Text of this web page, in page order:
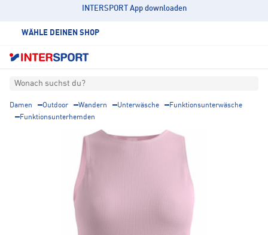
INTERSPORT App downloaden
WÄHLE DEINEN SHOP
Wonach suchst du?
Damen Outdoor Wandern Unterwäsche
Funktionsunterwäsche
Funktionsunterhemden